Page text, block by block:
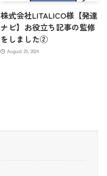
株式会社LITALICO様【発達
ナビ】お役立ち記事の監修
をしました②
August 29, 2024